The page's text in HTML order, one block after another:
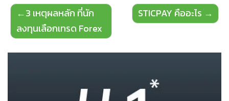
Post
navigation
3 เหตุผลหลัก ที่นัก
ลงทุนเลือกเทรด Forex
STICPAY คืออะไร